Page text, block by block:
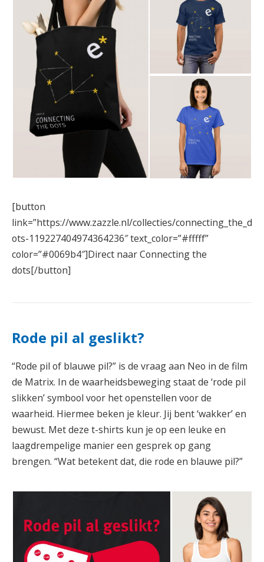
[button
link=”https://www.zazzle.nl/collecties/connecting_the_d
ots-119227404974364236″ text_color=”#fffff”
color=”#0069b4″]Direct naar Connecting the
dots[/button]
Rode pil al geslikt?
“Rode pil of blauwe pil?” is de vraag aan Neo in de film
de Matrix. In de waarheidsbeweging staat de ‘rode pil
slikken’ symbool voor het openstellen voor de
waarheid. Hiermee beken je kleur. Jij bent ‘wakker’ en
bewust. Met deze t-shirts kun je op een leuke en
laagdrempelige manier een gesprek op gang
brengen. “Wat betekent dat, die rode en blauwe pil?”